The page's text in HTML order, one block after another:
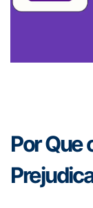
Por Que